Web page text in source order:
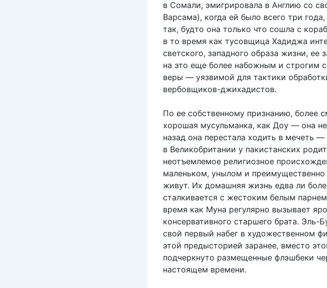
в Сомали, эмигрировала в Англию со
Варсама), когда ей было всего три
так, будто она только что сошла с
в то время как тусовщица Хадиджа
светского, западного образа жизни, ее
на это еще более набожным и строгим
веры — уязвимой для тактики
вербовщиков-джихадистов.
По ее собственному признанию, более
хорошая мусульманка, как Доу — она
назад она перестала ходить в мечеть
в Великобритании у пакистанских
неотъемлемое религиозное
маленьком, унылом и
живут. Их домашняя жизнь едва ли
сталкивается с жестоким белым
время как Муна регулярно вызывает
консервативного старшего брата.
свой первый набег в художественном
этой предысторией заранее, вместо
подчеркнуто размещенные флэшбеки
настоящем времени.